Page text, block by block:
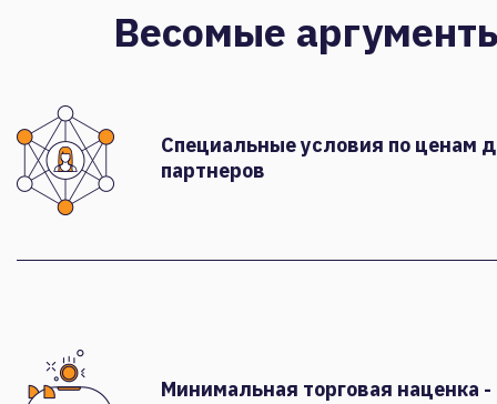
Весомые
Специальные условия по ценам
партнеров
Минимальная торговая наценка